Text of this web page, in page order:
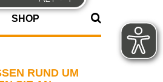
SHOP
RUND UM